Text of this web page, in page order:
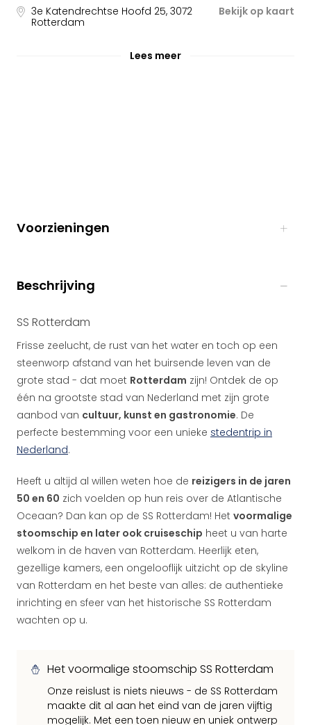
3e Katendrechtse Hoofd 25, 3072
Rotterdam
Bekijk op kaart
Lees meer
Voorzieningen
Beschrijving
SS Rotterdam
Frisse zeelucht, de rust van het water en toch op een
steenworp afstand van het buirsende leven van de
grote stad - dat moet Rotterdam zijn! Ontdek de op
één na grootste stad van Nederland met zijn grote
aanbod van cultuur, kunst en gastronomie. De
perfecte bestemming voor een unieke stedentrip in
Nederland.
Heeft u altijd al willen weten hoe de reizigers in de jaren
50 en 60 zich voelden op hun reis over de Atlantische
Oceaan? Dan kan op de SS Rotterdam! Het voormalige
stoomschip en later ook cruiseschip heet u van harte
welkom in de haven van Rotterdam. Heerlijk eten,
gezellige kamers, een ongelooflijk uitzicht op de skyline
van Rotterdam en het beste van alles: de authentieke
inrichting en sfeer van het historische SS Rotterdam
wachten op u.
Het voormalige stoomschip SS Rotterdam
Onze reislust is niets nieuws - de SS Rotterdam
maakte dit al aan het eind van de jaren vijftig
mogelijk. Met een toen nieuw en uniek ontwerp